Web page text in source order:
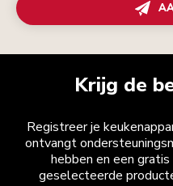
Krijg de
Registreer je
ontvangt
hebben en een
geselecteerde